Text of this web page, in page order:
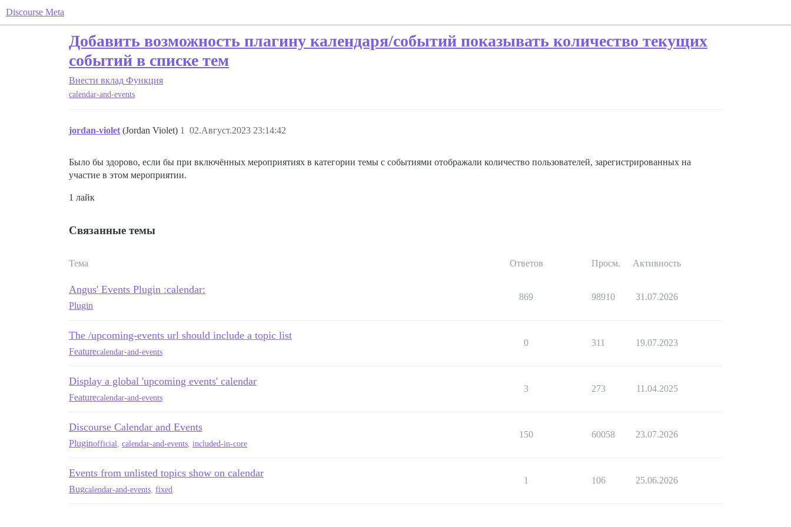
Discourse Meta
Добавить возможность плагину календаря/событий показывать количество текущих
событий в списке тем
Внести вклад Функция
calendar-and-events
jordan-violet (Jordan Violet) 02.Август.2023 23:14:42
1
Было бы здорово, если бы при включённых мероприятиях в категории темы с событиями отображали количество пользователей, зарегистрированных на
участие в этом мероприятии.
1 лайк
Связанные темы
Тема Ответов Просм. Активность
Angus' Events Plugin :calendar:
Plugin
869 98910 31.07.2026
The /upcoming-events url should include a topic list
Featurecalendar-and-events
0 311 19.07.2023
Display a global 'upcoming events' calendar
Featurecalendar-and-events
3 273 11.04.2025
Discourse Calendar and Events
Pluginofficial calendar-and-events included-in-core
150 60058 23.07.2026
Events from unlisted topics show on calendar
Bugcalendar-and-events fixed
1 106 25.06.2026